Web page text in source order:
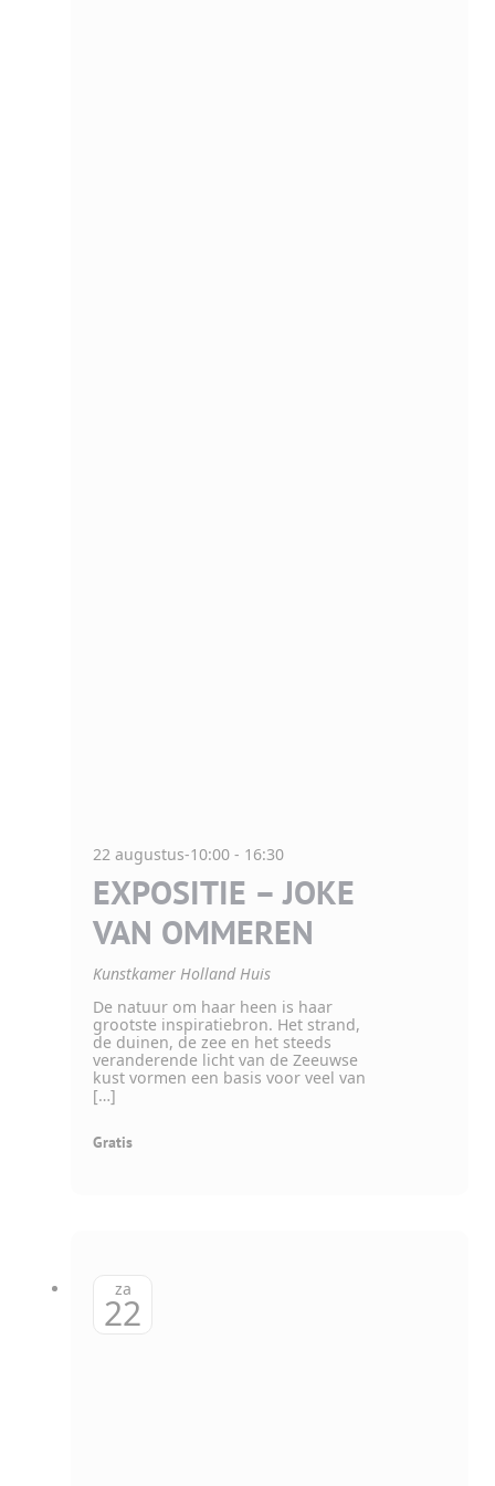
EXPOSITIE – JOKE
VAN OMMEREN
22 augustus-10:00 - 16:30
Kunstkamer Holland Huis
De natuur om haar heen is haar
grootste inspiratiebron. Het strand,
de duinen, de zee en het steeds
veranderende licht van de Zeeuwse
kust vormen een basis voor veel van
[…]
Gratis
za
22